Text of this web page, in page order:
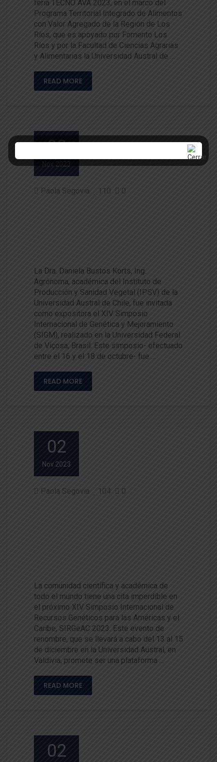
feria TECNO AVA 2023, en el marco del
Programa Territorial Integrado de Alimentos
con Valor Agregado de la Región de Los
Ríos, que es apoyado por Fomento Los
Ríos y por la Facultad de Ciencias Agrarias
y Alimentarias la Universidad Austral de …
READ MORE
03
Nov 2023
Paola Segovia 110 0
La Dra. Daniela Bustos Korts, Ing.
Agrónoma, académica del Instituto de
Producción y Sanidad Vegetal (IPSV) de la
Universidad Austral de Chile, fue invitada
como expositora el XIV Simposio
Internacional de Genética y Mejoramiento
(SIGM), realizado en la Universidad Federal
de Viçosa, Brasil. Este simposio- efectuado
entre el 16 y el 18 de octubre- fue …
READ MORE
02
Nov 2023
Paola Segovia 104 0
La comunidad científica y académica de
todo el mundo tiene una cita imperdible en
el próximo XIV Simposio Internacional de
Recursos Genéticos para las Américas y el
Caribe, SIRGeAC 2023. Este evento de
renombre, que se llevará a cabo del 13 al 15
de diciembre en la Universidad Austral, en
Valdivia, promete ser una plataforma …
READ MORE
02